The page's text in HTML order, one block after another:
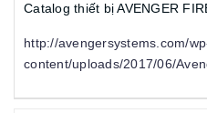
Catalog thiết bị AVENGER
http://avengersystems.com/
content/uploads/2017/06/